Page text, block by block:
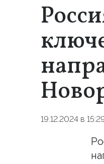
19.12.2024 в